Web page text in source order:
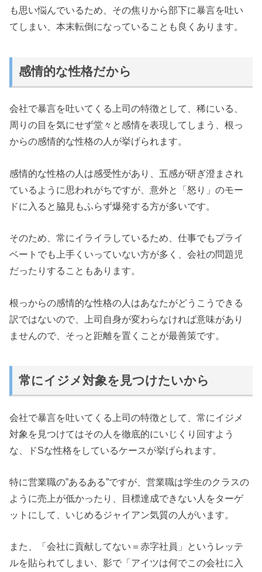
も思い悩んでいるため、その焦りから部下に暴言を吐い
てしまい、本末転倒になっていることも良くあります。
感情的な性格だから
会社で暴言を吐いてくる上司の特徴として、稀にいる、
周りの目を気にせず堂々と感情を表現してしまう、根っ
からの感情的な性格の人が挙げられます。
感情的な性格の人は感受性があり、五感が研ぎ澄まされ
ているように思われがちですが、意外と「怒り」のモー
ドに入ると脇見もふらず爆発する方が多いです。
そのため、常にイライラしているため、仕事でもプライ
ベートでも上手くいっていない方が多く、会社の問題児
だったりすることもあります。
根っからの感情的な性格の人はあなたがどうこうできる
訳ではないので、上司自身が変わらなければ意味があり
ませんので、そっと距離を置くことが最善策です。
常にイジメ対象を見つけたいから
会社で暴言を吐いてくる上司の特徴として、常にイジメ
対象を見つけてはその人を徹底的にいじくり回すよう
な、ドSな性格をしているケースが挙げられます。
特に営業職の”あるある”ですが、営業職は学生のクラスの
ように売上が低かったり、目標達成できない人をターゲ
ットにして、いじめるジャイアン気質の人がいます。
また、「会社に貢献してない＝赤字社員」というレッテ
ルを貼られてしまい、影で「アイツは何でこの会社に入